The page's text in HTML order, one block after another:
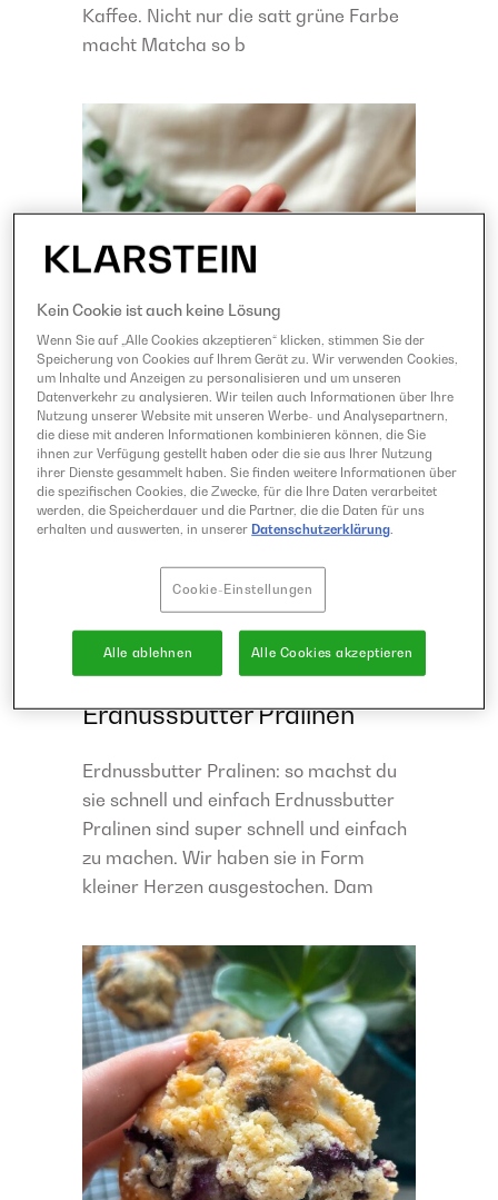
Kaffee. Nicht nur die satt grüne Farbe
macht Matcha so b
45 Minuten
BackenSnack VeganVegetarisch
Erdnussbutter Pralinen
Erdnussbutter Pralinen: so machst du
sie schnell und einfach Erdnussbutter
Pralinen sind super schnell und einfach
zu machen. Wir haben sie in Form
kleiner Herzen ausgestochen. Dam
Kein Cookie ist auch keine Lösung
Wenn Sie auf „Alle Cookies akzeptieren“ klicken, stimmen Sie der
Speicherung von Cookies auf Ihrem Gerät zu. Wir verwenden Cookies,
um Inhalte und Anzeigen zu personalisieren und um unseren
Datenverkehr zu analysieren. Wir teilen auch Informationen über Ihre
Nutzung unserer Website mit unseren Werbe- und Analysepartnern,
die diese mit anderen Informationen kombinieren können, die Sie
ihnen zur Verfügung gestellt haben oder die sie aus Ihrer Nutzung
ihrer Dienste gesammelt haben. Sie finden weitere Informationen über
die spezifischen Cookies, die Zwecke, für die Ihre Daten verarbeitet
werden, die Speicherdauer und die Partner, die die Daten für uns
erhalten und auswerten, in unserer Datenschutzerklärung
Cookie-Einstellungen
Alle ablehnen Alle Cookies akzeptieren